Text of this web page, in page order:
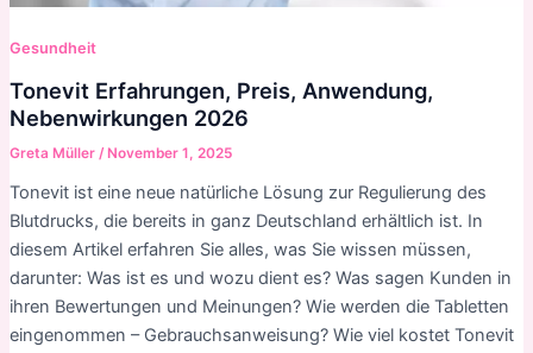
Gesundheit
Tonevit Erfahrungen, Preis, Anwendung,
Nebenwirkungen 2026
Greta Müller / November 1, 2025
Tonevit ist eine neue natürliche Lösung zur Regulierung des
Blutdrucks, die bereits in ganz Deutschland erhältlich ist. In
diesem Artikel erfahren Sie alles, was Sie wissen müssen,
darunter: Was ist es und wozu dient es? Was sagen Kunden in
ihren Bewertungen und Meinungen? Wie werden die Tabletten
eingenommen – Gebrauchsanweisung? Wie viel kostet Tonevit